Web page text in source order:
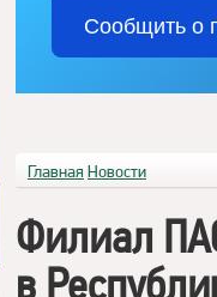
Сообщить о
Главная Новости
Филиал
в